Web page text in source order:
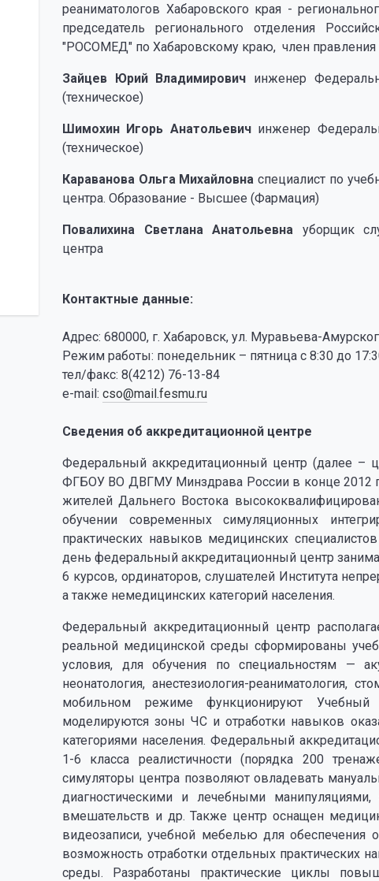
реаниматологов Хабаровского края -
председатель регионального отделения
"РОСОМЕД" по Хабаровскому краю, член
Зайцев Юрий Владимирович инженер
(техническое)
Шимохин Игорь Анатольевич инженер
(техническое)
Караванова Ольга Михайловнаспециалист по
центра. Образование - Высшее (Фармация)
Повалихина Светлана Анатольевна уборщик
центра
Контактные данные:
Адрес: 680000, г. Хабаровск, ул. Муравьева-
Режим работы: понедельник – пятница с 8:30 до
тел/факс: 8(4212) 76-13-84
e-mail: cso@mail.fesmu.ru
Сведения об аккредитационной центре
Федеральный аккредитационный центр (далее –
ФГБОУ ВО ДВГМУ Минздрава России в конце 2012
жителей Дальнего Востока
обучении современных симуляционных
практических навыков медицинских
день федеральный аккредитационный центр
6 курсов, ординаторов, слушателей Института
а также немедицинских категорий населения.
Федеральный аккредитационный центр
реальной медицинской среды сформированы
условия, для обучения по специальностям —
неонатология, анестезиология-реаниматология,
мобильном режиме функционируют Учебный
моделируются зоны ЧС и отработки навыков
категориями населения. Федеральный
1-6 класса реалистичности (порядка 200
симуляторы центра позволяют овладевать
диагностическими и лечебными
вмешательств и др. Также центр оснащен
видеозаписи, учебной мебелью для обеспечения
возможность отработки отдельных практических
среды. Разработаны практические циклы